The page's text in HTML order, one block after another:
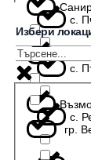
с.
с.
с.
В
Избери
гр.